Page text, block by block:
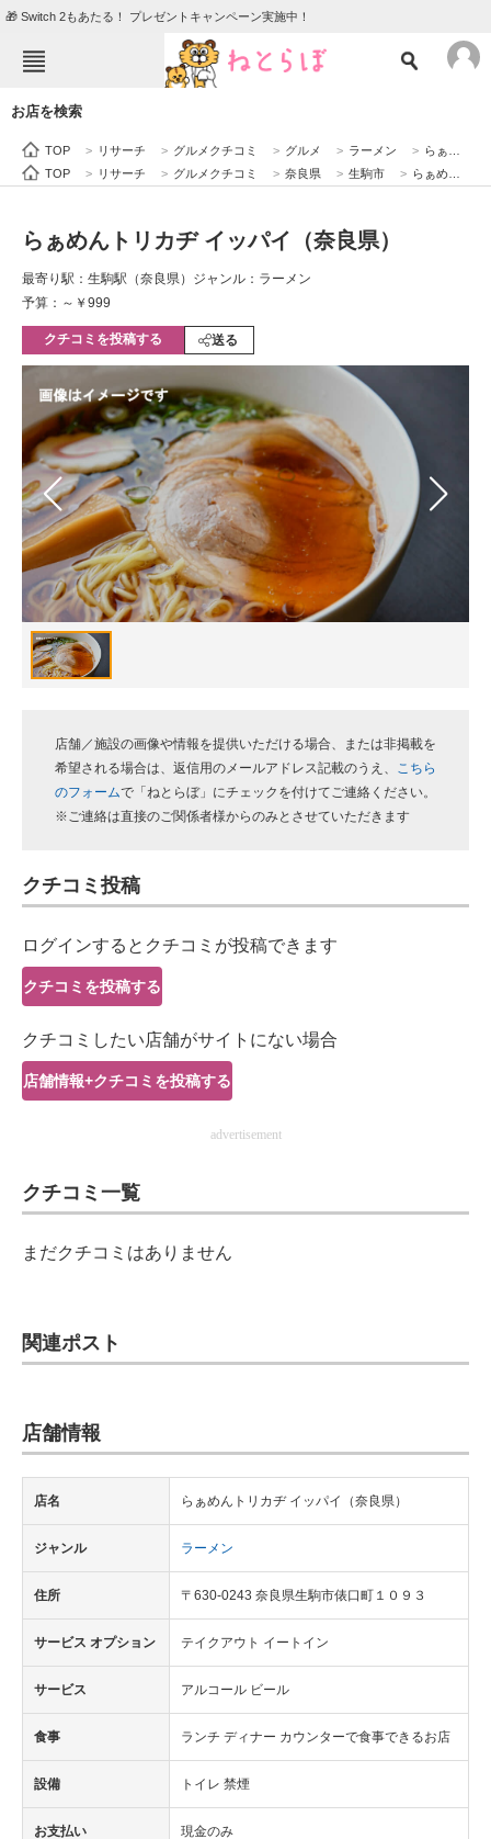
🎁 Switch 2もあたる！ プレゼントキャンペーン実施中！
エンタメ クイズ
住まい 教育・育児
動物
会員記事
メディア
注目記事を集めた総合ページ
ITの今と未来を見通す
スマホと通信の最新トレンド
進化するPCとデバイスの未来
好きが集まる 比べて選べる
ビジネスと働き方のヒント
企業ITのトレンドを詳説
経営リーダーのコミュニティ
ITエンジニア向け専門サイト
企業向けIT製品の総合サイト
IT製品の技術・比較・事例
製造業のIT導入・活用を支援
エレクトロニクス専門サイト
電子設計の基本と応用
ちょっと気になるネットの話題
お店を検索
TOP > リサーチ > グルメクチコミ > グルメ > ラーメン > らぁめんトリカヂ イッパイ（奈良県）
TOP
> リサーチ > グルメクチコミ > 奈良県 > 生駒市 > らぁめんトリカヂ イッパイ（奈良県）
らぁめんトリカヂ イッパイ（奈良県）
最寄り駅：生駒駅（奈良県） ジャンル：ラーメン
予算：～￥999
クチコミを投稿する 送る
店舗／施設の画像や情報を提供いただける場合、または非掲載を
希望される場合は、返信用のメールアドレス記載のうえ、 こちら
のフォームで「ねとらぼ」にチェックを付けてご連絡ください。
※ご連絡は直接のご関係者様からのみとさせていただきます
クチコミ投稿
ログインするとクチコミが投稿できます
クチコミを投稿する
クチコミしたい店舗がサイトにない場合
店舗情報+クチコミを投稿する
advertisement
クチコミ一覧
まだクチコミはありません
関連ポスト
店舗情報
店名 らぁめんトリカヂ イッパイ（奈良県）
ジャンル ラーメン
住所 〒630-0243 奈良県生駒市俵口町１０９３
サービス オプション テイクアウト イートイン
サービス アルコール ビール
食事 ランチ ディナー カウンターで食事できるお店
設備 トイレ 禁煙
お支払い 現金のみ